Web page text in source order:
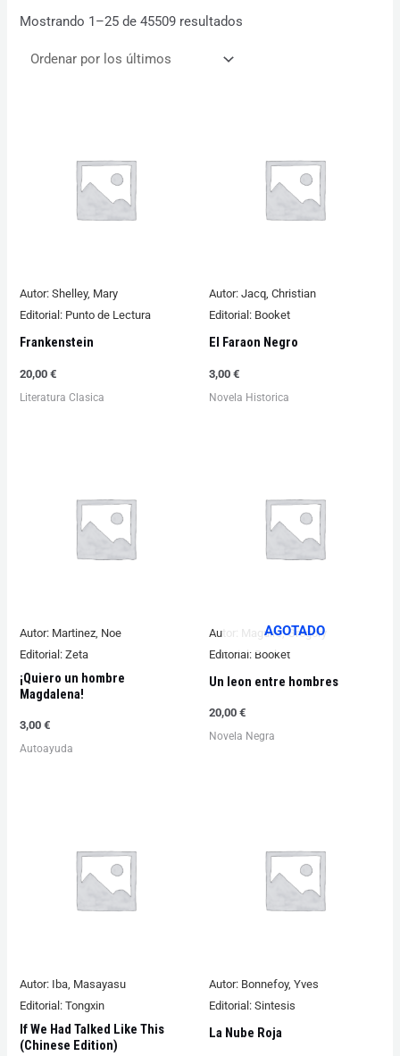
Mostrando 1–25 de 45509 resultados
Autor: Shelley, Mary
Editorial: Punto de Lectura
Frankenstein
20,00€
Literatura Clasica
Autor: Jacq, Christian
Editorial: Booket
El Faraon Negro
3,00 €
Novela Historica
Autor: Martinez, Noe
Editorial: Zeta
¡Quiero un hombre
Magdalena!
3,00€
Autoayuda
AGOTADO
Autor: Maguire, Gregory
Editorial: Booket
Un leon entre hombres
20,00 €
Novela Negra
Autor: Iba, Masayasu
Editorial: Tongxin
If We Had Talked Like This
(Chinese Edition)
Autor: Bonnefoy, Yves
Editorial: Sintesis
La Nube Roja